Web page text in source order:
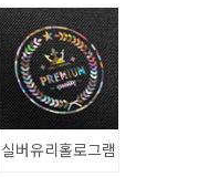
실버유리홀로그램